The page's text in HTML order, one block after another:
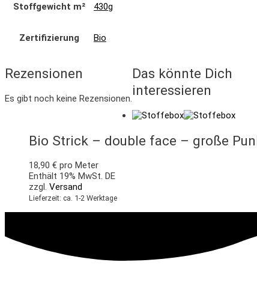
Stoffgewicht m² 430g
Zertifizierung Bio
Rezensionen
Es gibt noch keine Rezensionen.
Das könnte Dich
interessieren
Bio Strick – double face – große
18,90 € pro Meter
Enthält 19% MwSt. DE
zzgl. Versand
Lieferzeit: ca. 1-2 Werktage